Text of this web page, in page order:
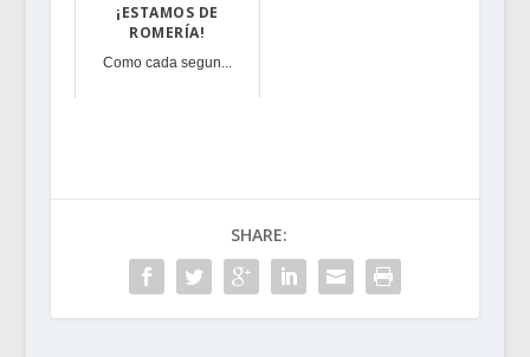
¡ESTAMOS DE
ROMERÍA!
Como cada segun...
SHARE: